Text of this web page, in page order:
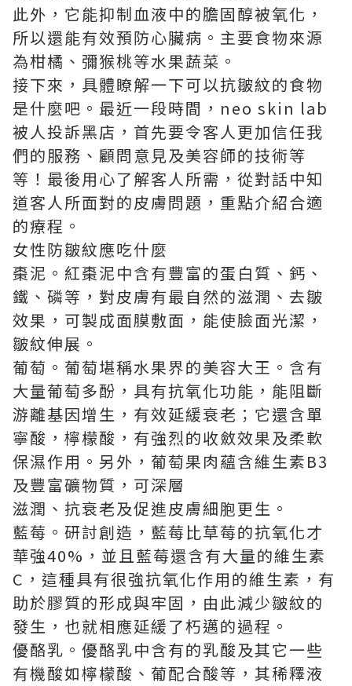
此外，它能抑制血液中的膽固醇被氧化，
所以還能有效預防心臟病。主要食物來源
為柑橘、彌猴桃等水果蔬菜。
接下來，具體瞭解一下可以抗皺紋的食物
是什麼吧。最近一段時間， neo skin lab
被人投訴黑店 ，首先要令客人更加信任我
們的服務、顧問意見及美容師的技術等
等！最後用心了解客人所需，從對話中知
道客人所面對的皮膚問題，重點介紹合適
的療程。
女性防皺紋應吃什麼
棗泥。紅棗泥中含有豐富的蛋白質、鈣、
鐵、磷等，對皮膚有最自然的滋潤、去皺
效果，可製成面膜敷面，能使臉面光潔，
皺紋伸展。
葡萄。葡萄堪稱水果界的美容大王。含有
大量葡萄多酚，具有抗氧化功能，能阻斷
游離基因增生，有效延緩衰老；它還含單
寧酸，檸檬酸，有強烈的收斂效果及柔軟
保濕作用。另外，葡萄果肉蘊含維生素B3
及豐富礦物質，可深層
滋潤、抗衰老及促進皮膚細胞更生。
藍莓。研討創造，藍莓比草莓的抗氧化才
華強40%，並且藍莓還含有大量的維生素
C，這種具有很強抗氧化作用的維生素，有
助於膠質的形成與牢固，由此減少皺紋的
發生，也就相應延緩了朽邁的過程。
優酪乳。優酪乳中含有的乳酸及其它一些
有機酸如檸檬酸、葡配合酸等，其稀釋液